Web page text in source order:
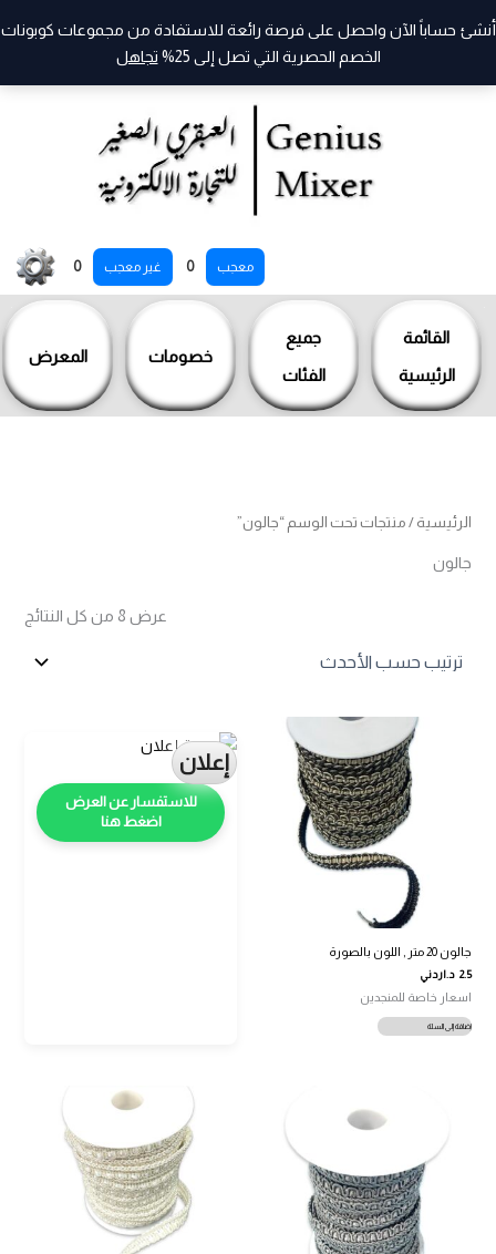
معجب 0 غير معجب 0
القائمة
الرئيسية
جميع
الفئات
خصومات المعرض
أنشئ حساباً الآن واحصل على فرصة رائعة للاستفادة من مجموعات كوبونات
الخصم الحصرية التي تصل إلى 25%
تجاهل
المحتوى
الرئيسية / منتجات تحت الوسم “جالون”
جالون
عرض ⁦8⁩ من كل النتائج
جالون 20 متر , اللون بالصورة
2.5 د.اردني
اسعار خاصة للمنجدين
إضافة إلى السلة
إعلان
اضغط هنا